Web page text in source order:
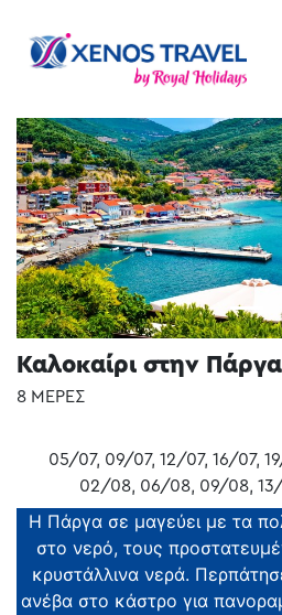
Previous
Καλοκαίρι στην Πάργα
8 ΜΕΡΕΣ
05/07, 09/07, 12/07, 16/07,
02/08, 06/08, 09/08,
Η Πάργα σε μαγεύει με τα
στο νερό, τους
κρυστάλλινα νερά.
ανέβα στο κάστρο για